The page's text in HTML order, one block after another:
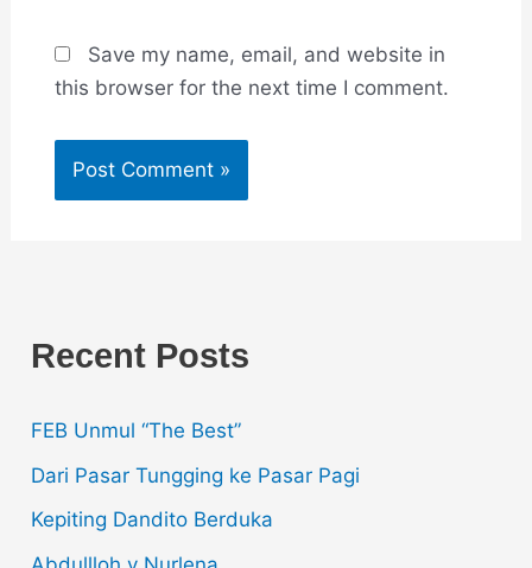
Save my name, email, and website in
this browser for the next time I comment.
Recent Posts
FEB Unmul “The Best”
Dari Pasar Tungging ke Pasar Pagi
Kepiting Dandito Berduka